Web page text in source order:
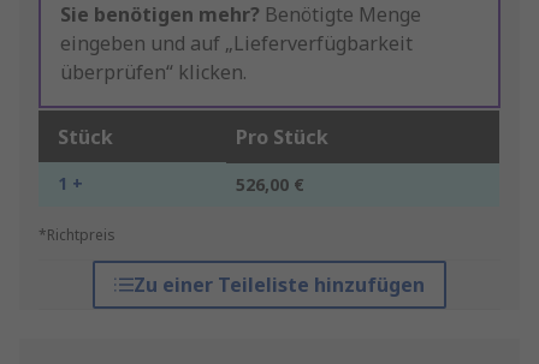
Sie benötigen mehr? Benötigte Menge
eingeben und auf „Lieferverfügbarkeit
überprüfen“ klicken.
Stück Pro Stück
1 + 526,00 €
*Richtpreis
Zu einer Teileliste hinzufügen